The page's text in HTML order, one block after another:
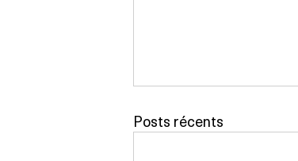
Posts récents